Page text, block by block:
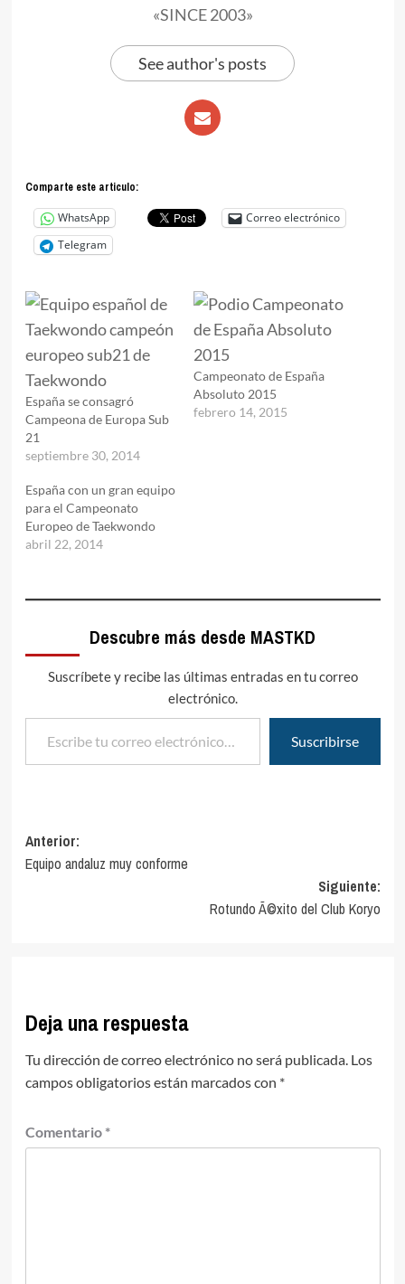
«SINCE 2003»
See author's posts
Comparte este articulo:
WhatsApp
Correo electrónico
Telegram
España se consagró
Campeona de Europa Sub
21
septiembre 30, 2014
Campeonato de España
Absoluto 2015
febrero 14, 2015
España con un gran equipo
para el Campeonato
Europeo de Taekwondo
abril 22, 2014
Descubre más desde MASTKD
Suscríbete y recibe las últimas entradas en tu correo
electrónico.
Escribe tu correo electrónico…
Suscribirse
Navegación
de
Anterior:
Equipo andaluz muy conforme
Siguiente:
Rotundo Ã©xito del Club Koryo
Deja una respuesta
Tu dirección de correo electrónico no será publicada. Los
campos obligatorios están marcados con *
Comentario *